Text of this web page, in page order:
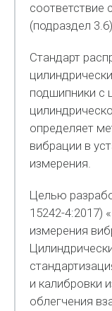
соответствие
(подраздел
Стандарт
подшипники с
определяет
вибрации в
измерения.
Целью
15242-4:2017)
измерения
и калибровки
облегчения